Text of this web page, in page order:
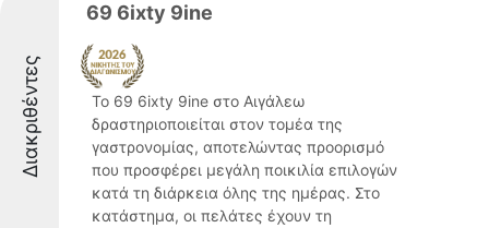
Διακριθέντες
69 6ixty 9ine
Το 69 6ixty 9ine στο Αιγάλεω
δραστηριοποιείται στον τομέα της
γαστρονομίας, αποτελώντας προορισμό
που προσφέρει μεγάλη ποικιλία επιλογών
κατά τη διάρκεια όλης της ημέρας. Στο
κατάστημα, οι πελάτες έχουν τη